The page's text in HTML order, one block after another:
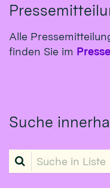
Alle
finden Sie im
Suche
Suche in Liste